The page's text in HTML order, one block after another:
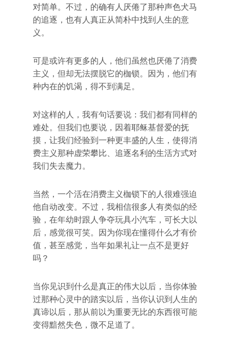
对简单。不过，的确有人厌倦了那种声色犬马
的追逐，也有人真正从简朴中找到人生的意
义。
可是或许有更多的人，他们虽然也厌倦了消费
主义，但却无法摆脱它的枷锁。因为，他们有
种内在的饥渴，得不到满足。
对这样的人，我有句话要说：我们都有同样的
难处。但我们也要说，因着耶稣基督爱的抚
摸，让我们经验到一种更丰盛的人生，使得消
费主义那种虚荣攀比、追逐名利的生活方式对
我们失去魔力。
当然，一个活在消费主义枷锁下的人很难强迫
他自动改变。不过，我相信很多人有类似的经
验，在年幼时跟人争夺玩具小汽车，可长大以
后，感觉很可笑。因为你现在懂得什么才有价
值，甚至感觉，当年如果礼让一点不是更好
吗？
当你见识到什么是真正的伟大以后，当你体验
过那种心灵中的踏实以后，当你认识到人生的
真谛以后，那从前以为重要无比的东西很可能
变得黯然失色，微不足道了。